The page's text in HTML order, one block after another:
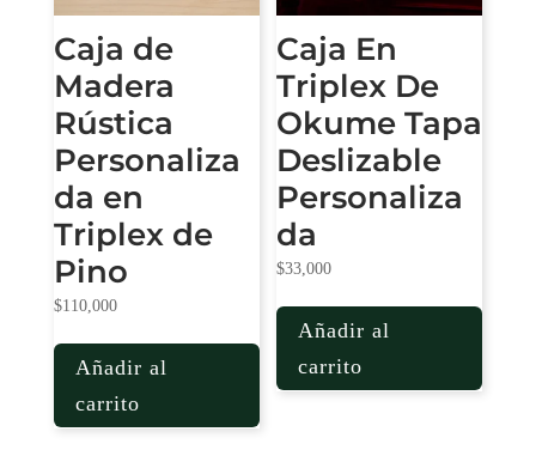
Caja de
Madera
Rústica
Personaliza
da en
Triplex de
Pino
$110,000
Añadir al
carrito
Caja En
Triplex De
Okume Tapa
Deslizable
Personaliza
da
$33,000
Añadir al
carrito